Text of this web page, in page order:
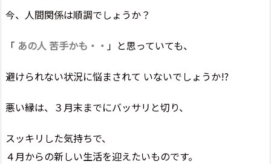
今、人間関係は順調でしょうか？
「 あの人 苦手かも・・ 」と思っていても、
避けられない状況に悩まされて いないでしょうか!?
悪い縁は、３月末までにバッサリと切り、
スッキリした気持ちで、
４月からの新しい生活を迎えたいものです。